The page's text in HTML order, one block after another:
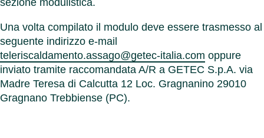
sezione modulistica.
Una volta compilato il modulo deve essere trasmesso al
seguente indirizzo e-mail
teleriscaldamento.assago@getec-italia.com oppure
inviato tramite raccomandata A/R a GETEC S.p.A. via
Madre Teresa di Calcutta 12 Loc. Gragnanino 29010
Gragnano Trebbiense (PC).